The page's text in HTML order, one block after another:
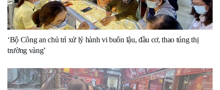
‘Bộ Công an chủ trì xử lý hành vi buôn lậu, đầu cơ, thao túng thị
trường vàng’